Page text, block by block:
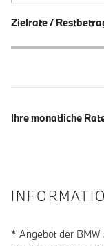
Zielrate /
Zielrate /
Ihre monatliche
* Angebot der BMW